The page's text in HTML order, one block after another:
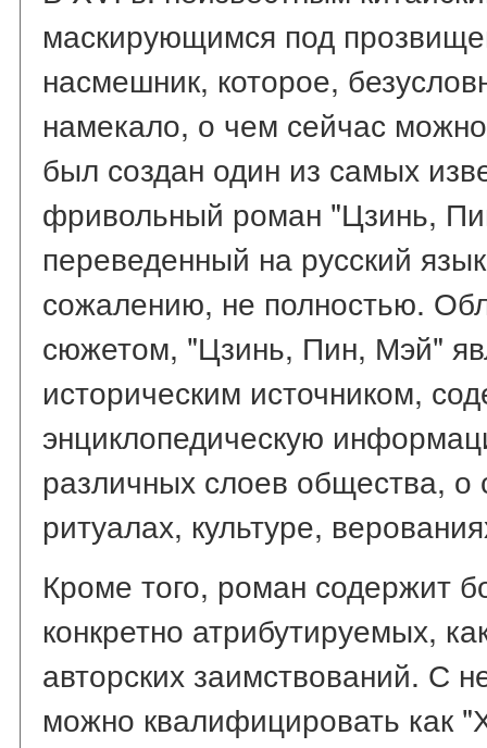
маскирующимся под
насмешник, которое,
намекало, о чем сейчас
был создан один из самых
фривольный роман "Цзинь,
переведенный на русский
сожалению, не полностью.
сюжетом, "Цзинь, Пин, Мэй"
историческим источником,
энциклопедическую
различных слоев общества,
ритуалах, культуре,
Кроме того, роман содержит
конкретно атрибутируемых,
авторских заимствований. С
можно квалифицировать как